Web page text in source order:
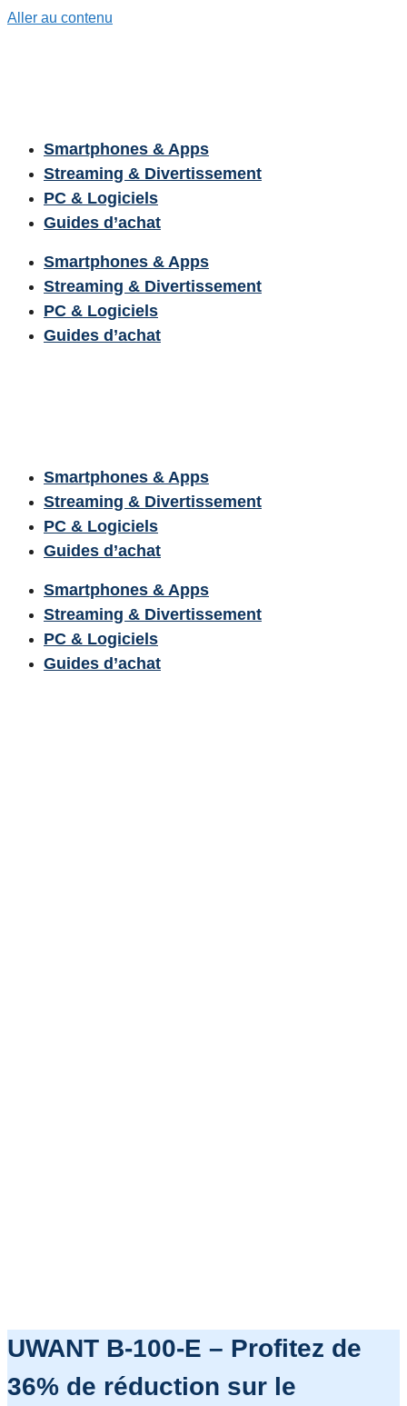
Aller au contenu
Smartphones & Apps
Streaming & Divertissement
PC & Logiciels
Guides d’achat
Smartphones & Apps
Streaming & Divertissement
PC & Logiciels
Guides d’achat
Smartphones & Apps
Streaming & Divertissement
PC & Logiciels
Guides d’achat
Smartphones & Apps
Streaming & Divertissement
PC & Logiciels
Guides d’achat
UWANT B-100-E – Profitez de
36% de réduction sur le